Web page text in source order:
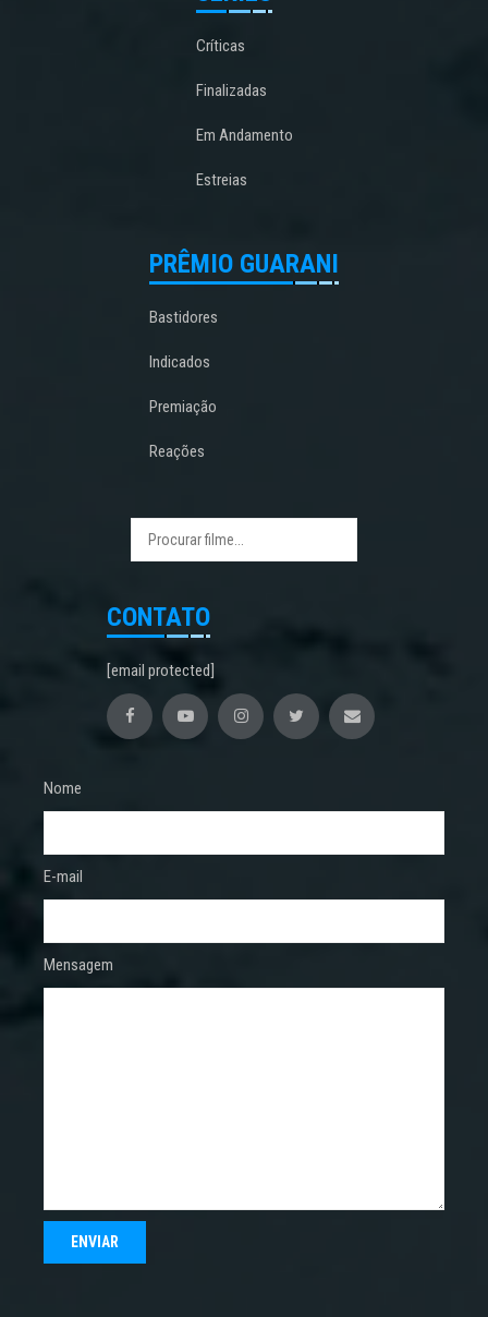
Críticas
Finalizadas
Em Andamento
Estreias
PRÊMIO GUARANI
Bastidores
Indicados
Premiação
Reações
CONTATO
[email protected]
Nome
E-mail
Mensagem